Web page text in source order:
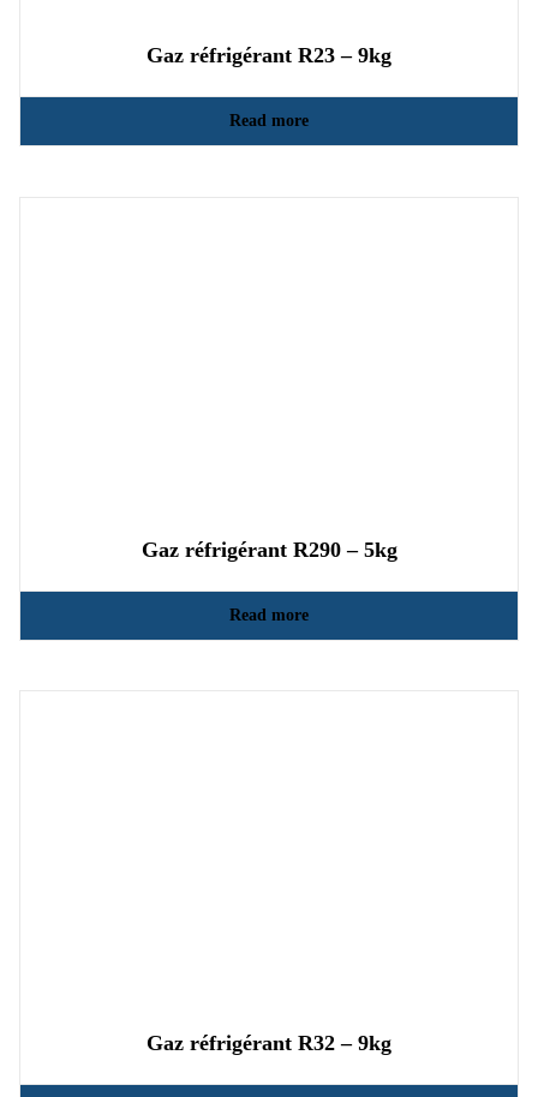
Gaz réfrigérant R23 – 9kg
Read more
Gaz réfrigérant R290 – 5kg
Read more
Gaz réfrigérant R32 – 9kg